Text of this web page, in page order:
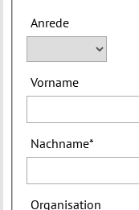
Anrede
Vorname
Nachname*
Organisation